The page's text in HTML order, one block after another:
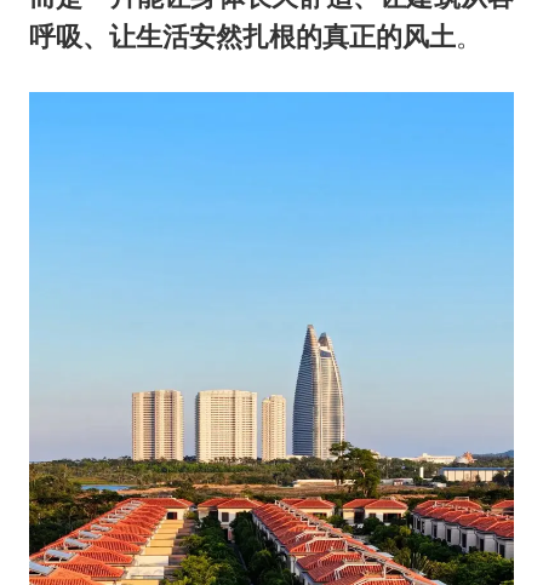
呼吸、让生活安然扎根的真正的风土。